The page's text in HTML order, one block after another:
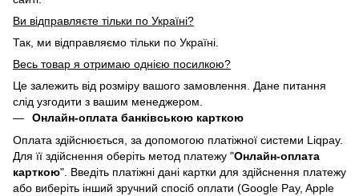
Ви відправляєте тільки по Україні?
Так, ми відправляємо тільки по Україні.
Весь товар я отримаю однією посилкою?
Це залежить від розміру вашого замовлення. Дане питання
слід узгодити з вашим менеджером.
Онлайн-оплата банківською карткою
Оплата здійснюється, за допомогою платіжної системи Liqpay.
Для її здійснення оберіть метод платежу "Онлайн-оплата
карткою". Введіть платіжні дані картки для здійснення платежу
або виберіть інший зручний спосіб оплати (Google Pay, Apple